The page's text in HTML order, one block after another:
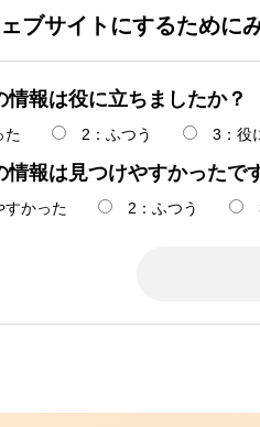
ブサイトにするために
情報は役に立ちましたか？
た 2：ふつう 3：役
情報は見つけやすかったで
すかった 2：ふつう